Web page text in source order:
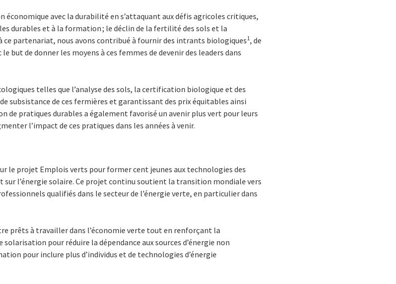
avec la durabilité en s’attaquant aux défis agricoles critiques,
durables et à la formation ; le déclin de la fertilité des sols et la
ce partenariat, nous avons contribué à fournir des intrants biologiques1, de
but de donner les moyens à ces femmes de devenir des leaders dans
telles que l’analyse des sols, la certification biologique et des
subsistance de ces fermières et garantissant des prix équitables ainsi
de pratiques durables a également favorisé un avenir plus vert pour leurs
l’impact de ces pratiques dans les années à venir.
le projet Emplois verts pour former cent jeunes aux technologies des
sur l’énergie solaire. Ce projet continu soutient la transition mondiale vers
qualifiés dans le secteur de l’énergie verte, en particulier dans
prêts à travailler dans l’économie verte tout en renforçant la
pour réduire la dépendance aux sources d’énergie non
pour inclure plus d’individus et de technologies d’énergie